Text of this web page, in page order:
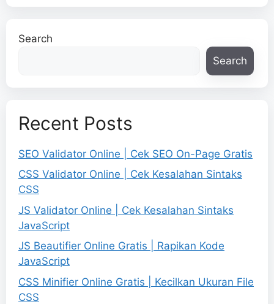
Search
Search
Recent Posts
SEO Validator Online | Cek SEO On-Page Gratis
CSS Validator Online | Cek Kesalahan Sintaks
CSS
JS Validator Online | Cek Kesalahan Sintaks
JavaScript
JS Beautifier Online Gratis | Rapikan Kode
JavaScript
CSS Minifier Online Gratis | Kecilkan Ukuran File
CSS